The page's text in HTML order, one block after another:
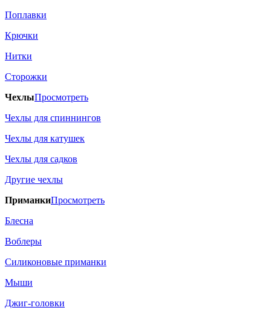
Поплавки
Крючки
Нитки
Сторожки
ЧехлыПросмотреть
Чехлы для спиннингов
Чехлы для катушек
Чехлы для садков
Другие чехлы
ПриманкиПросмотреть
Блесна
Воблеры
Силиконовые приманки
Мыши
Джиг-головки